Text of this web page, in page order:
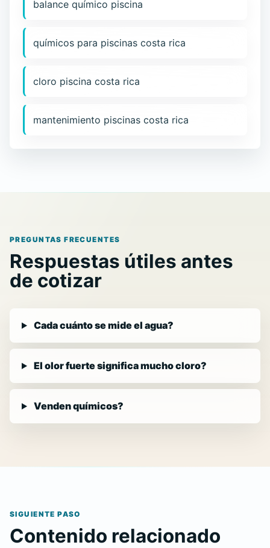
balance químico piscina
químicos para piscinas costa rica
cloro piscina costa rica
mantenimiento piscinas costa rica
PREGUNTAS FRECUENTES
Respuestas útiles antes
de cotizar
Cada cuánto se mide el agua?
El olor fuerte significa mucho cloro?
Venden químicos?
SIGUIENTE PASO
Contenido relacionado